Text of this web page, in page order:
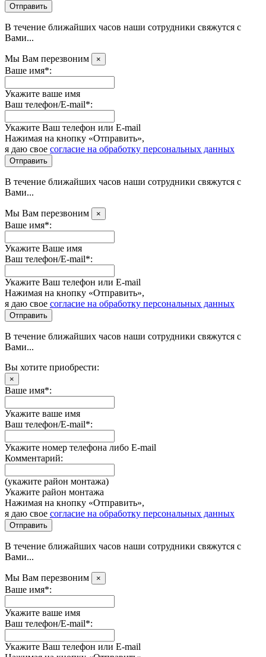
Отправить
В течение ближайших часов наши сотрудники свяжутся с
Вами...
Мы Вам перезвоним ×
Ваше имя*:
Укажите ваше имя
Ваш телефон/E-mail*:
Укажите Ваш телефон или E-mail
Нажимая на кнопку «Отправить»,
я даю свое согласие на обработку персональных данных
Отправить
В течение ближайших часов наши сотрудники свяжутся с
Вами...
Мы Вам перезвоним ×
Ваше имя*:
Укажите Ваше имя
Ваш телефон/E-mail*:
Укажите Ваш телефон или E-mail
Нажимая на кнопку «Отправить»,
я даю свое согласие на обработку персональных данных
Отправить
В течение ближайших часов наши сотрудники свяжутся с
Вами...
Вы хотите приобрести:
×
Ваше имя*:
Укажите ваше имя
Ваш телефон/E-mail*:
Укажите номер телефона либо E-mail
Комментарий:
(укажите район монтажа)
Укажите район монтажа
Нажимая на кнопку «Отправить»,
я даю свое согласие на обработку персональных данных
Отправить
В течение ближайших часов наши сотрудники свяжутся с
Вами...
Мы Вам перезвоним ×
Ваше имя*:
Укажите ваше имя
Ваш телефон/E-mail*:
Укажите Ваш телефон или E-mail